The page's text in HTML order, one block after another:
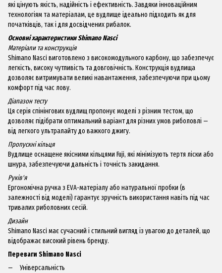
які цінують якість, надійність і ефективність. Завдяки інноваційним
технологіям та матеріалам, це вудлище ідеально підходить як для
початківців, так і для досвідчених рибалок.
Основні характеристики Shimano Nasci
Матеріали та конструкція
Shimano Nasci виготовлено з високомодульного карбону, що забезпечує
легкість, високу чутливість та довговічність. Конструкція вудлища
дозволяє витримувати великі навантаження, забезпечуючи при цьому
комфорт під час лову.
Діапазон тесту
Ця серія спінінгових вудлищ пропонує моделі з різним тестом, що
дозволяє підібрати оптимальний варіант для різних умов риболовлі —
від легкого ультралайту до важкого джигу.
Пропускні кільця
Вудлище оснащене якісними кільцями Fuji, які мінімізують тертя ліски або
шнура, забезпечуючи дальність і точність закидання.
Руків'я
Ергономічна ручка з EVA-матеріалу або натуральної пробки (в
залежності від моделі) гарантує зручність використання навіть під час
тривалих риболовних сесій.
Дизайн
Shimano Nasci має сучасний і стильний вигляд із увагою до деталей, що
відображає високий рівень бренду.
Переваги Shimano Nasci
Універсальність